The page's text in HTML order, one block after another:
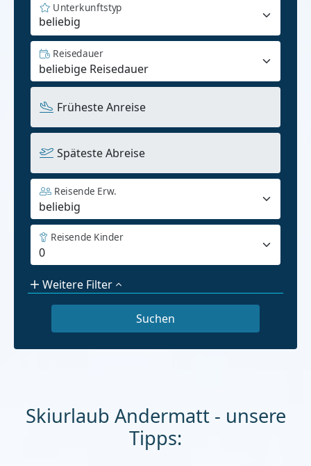
beliebig
Unterkunftstyp
Reisedauer
Früheste Anreise
Späteste Abreise
Reisende Erw.
Reisende Kinder
Weitere Filter
Skiurlaub